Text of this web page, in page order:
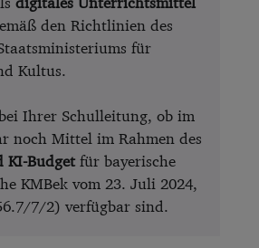
den Richtlinien des
für
Kultus.
Ihrer Schulleitung, ob im
noch Mittel im Rahmen des
KI-Budgetfür bayerische
KMBek vom 23. Juli 2024,
7/2) verfügbar sind.